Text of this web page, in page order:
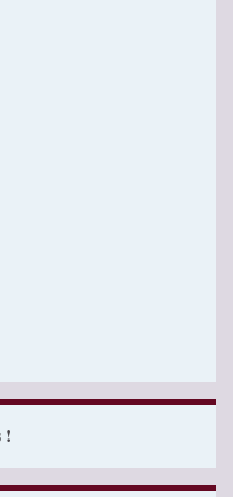
!